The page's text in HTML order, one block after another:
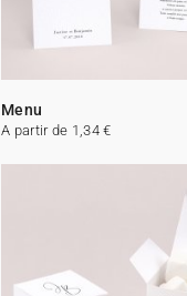
Menu
A partir de 1,34 €